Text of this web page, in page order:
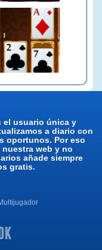
el usuario única y
a diario con
oportunos. Por eso
web y no
añade siempre
gratis.